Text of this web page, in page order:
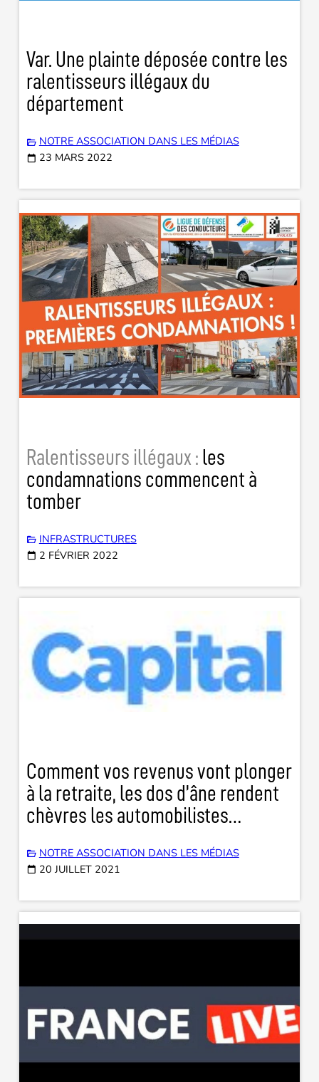
Var. Une plainte déposée contre les
ralentisseurs illégaux du
département
NOTRE ASSOCIATION DANS LES MÉDIAS
23 MARS 2022
Ralentisseurs illégaux : les
condamnations commencent à
tomber
INFRASTRUCTURES
2 FÉVRIER 2022
Comment vos revenus vont plonger
à la retraite, les dos d’âne rendent
chèvres les automobilistes…
NOTRE ASSOCIATION DANS LES MÉDIAS
20 JUILLET 2021